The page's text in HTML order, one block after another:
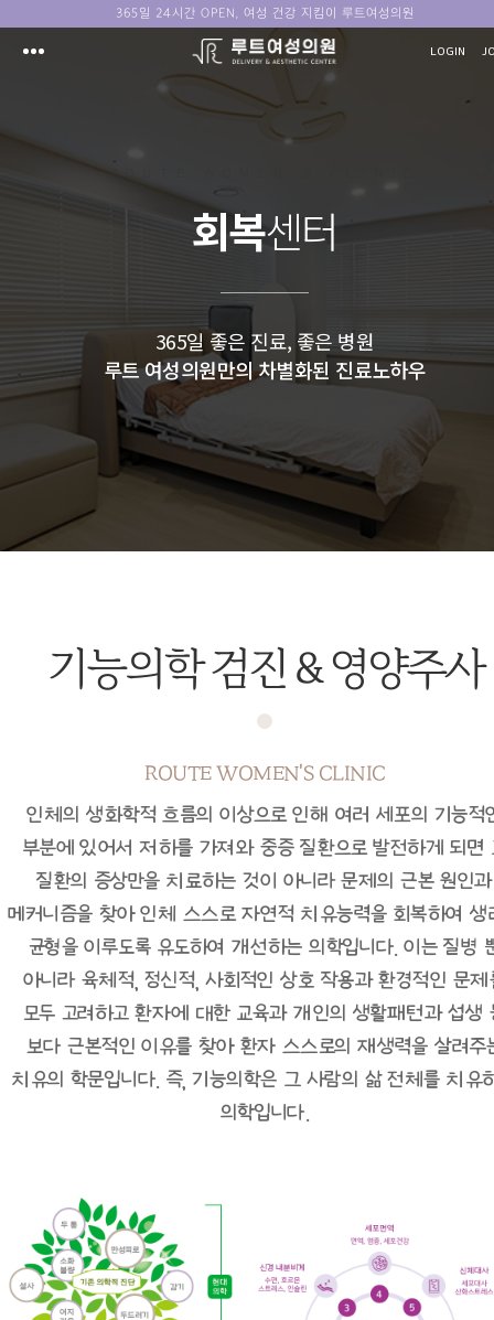
365일 24시간 OPEN, 여성 건강 지킴이 루트여성의원
LOGIN
ROUTE WOMEN'S CLINIC
회복센터
365일 좋은 진료, 좋은 병원
루트 여성의원만의 차별화된 진료노하우
기능의학 검진 & 영양주사
ROUTE WOMEN'S CLINIC
인체의 생화학적 흐름의 이상으로 인해 여러 세포의 기능적
부분에 있어서 저하를 가져와 중증 질환으로 발전하게 되면
질환의 증상만을 치료하는 것이 아니라 문제의 근본 원인과
메커니즘을 찾아인체 스스로 자연적 치유능력을 회복하여 생
균형을 이루도록 유도하여 개선하는 의학입니다. 이는 질병
아니라 육체적, 정신적, 사회적인 상호 작용과 환경적인 문제
모두 고려하고환자에 대한 교육과 개인의 생활패턴과 섭생
보다 근본적인 이유를 찾아 환자 스스로의 재생력을 살려주
치유의 학문입니다. 즉, 기능의학은 그 사람의 삶 전체를 치유
의학입니다.